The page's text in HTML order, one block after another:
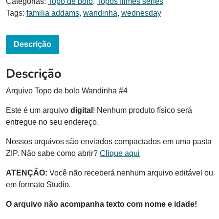
Tags: familia addams, wandinha, wednesday
Descrição
Descrição
Arquivo Topo de bolo Wandinha #4
Este é um arquivo digital ! Nenhum produto físico será
entregue no seu endereço.
Nossos arquivos são enviados compactados em uma pasta
ZIP. Não sabe como abrir? Clique aqui
ATENÇÃO: Você não receberá nenhum arquivo editável ou
em formato Studio.
O arquivo não acompanha texto com nome e idade!